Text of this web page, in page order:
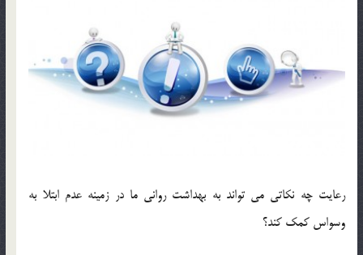
رعايت چه نكاتي مي تواند به بهداشت رواني ما در زمينه عدم ابتلا به
وسواس كمك كند؟